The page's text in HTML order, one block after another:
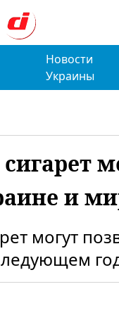
Новости
Украины
сигарет
и
могут